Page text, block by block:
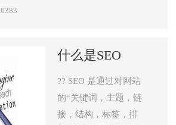
6383
什么是SEO
?? SEO 是通过对网站
的“关键词，主题，链
接，结构，标签，排